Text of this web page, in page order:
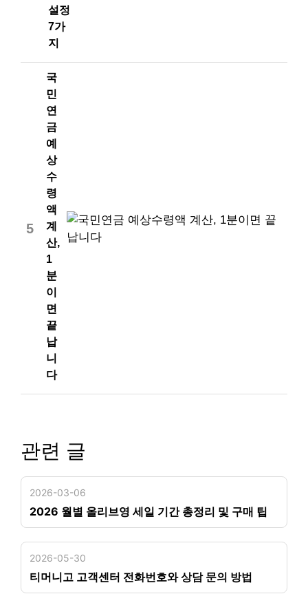
설정
7가
지
5
국
민
연
금
예
상
수
령
액
계
산,
1
분
이
면
끝
납
니
다
관련 글
2026-03-06
2026 월별 올리브영 세일 기간 총정리 및 구매 팁
2026-05-30
티머니고 고객센터 전화번호와 상담 문의 방법